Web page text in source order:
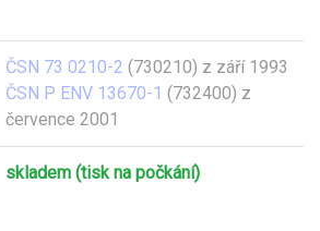
ČSN 73 0210-2 (730210) z září 1993
ČSN P ENV 13670-1 (732400) z
července 2001
skladem (tisk na počkání)